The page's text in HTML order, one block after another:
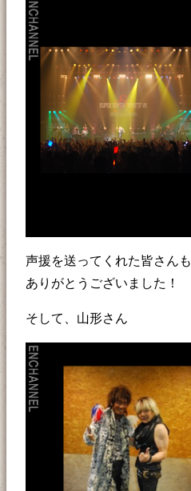
声援を送ってくれた皆さんも
ありがとうございました！
そして、山形さん